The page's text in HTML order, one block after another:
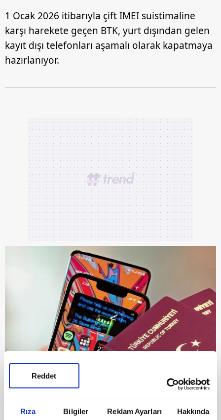
Rıza Bilgiler Reklam Ayarları Hakkında
Reddet
1 Ocak 2026 itibarıyla çift IMEI suistimaline
karşı harekete geçen BTK, yurt dışından gelen
kayıt dışı telefonları aşamalı olarak kapatmaya
hazırlanıyor.
3
KURNAZLIK MERCEK ALTINDA